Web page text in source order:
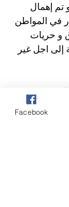
تم إهمال
في المواطن
و حريات
إلى اجل غير
Facebook